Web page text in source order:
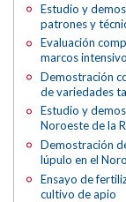
Estudio y
patrones y
Evaluación
marcos
Demostración
de variedades
Estudio y
Noroeste de la
Demostración
lúpulo en el
Ensayo de
cultivo de apio